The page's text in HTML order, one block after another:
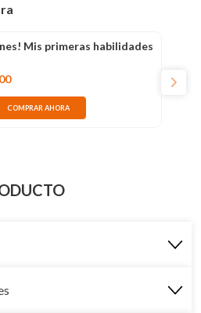
Mis primeras habilidades
COMPRAR AHORA